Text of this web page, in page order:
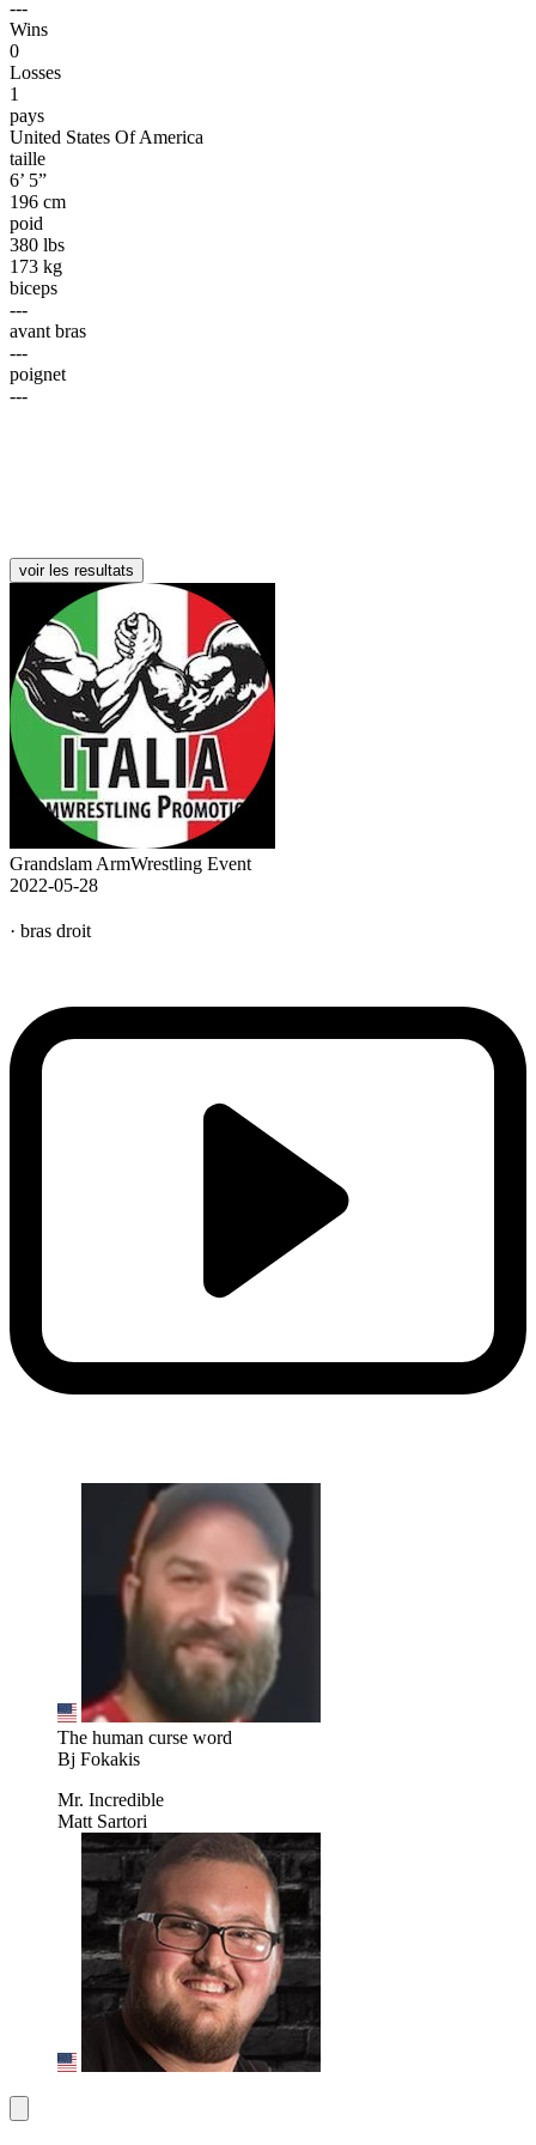
---
Wins
0
Losses
1
pays
United States Of America
taille
6’ 5”
196 cm
poid
380 lbs
173 kg
biceps
---
avant bras
---
poignet
---
voir les resultats
Grandslam ArmWrestling Event
2022-05-28
· bras droit
The human curse word
Bj Fokakis
Mr. Incredible
Matt Sartori